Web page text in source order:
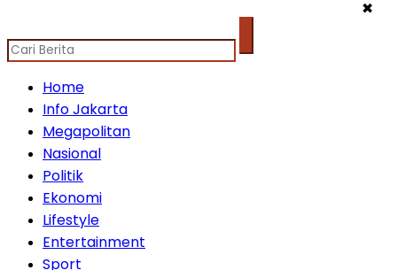
✖
Home
Info Jakarta
Megapolitan
Nasional
Politik
Ekonomi
Lifestyle
Entertainment
Sport